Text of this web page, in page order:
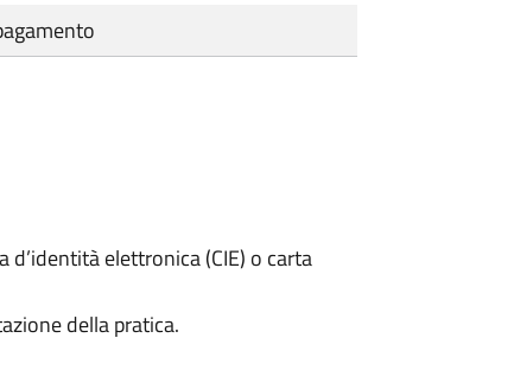
elettronica (CIE) o carta
della pratica.